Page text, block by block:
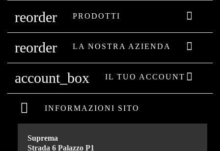
reorder PRODOTTI 
reorder LA NOSTRA AZIENDA 
account_box IL TUO ACCOUNT 
INFORMAZIONI SITO
Suprema
Strada 6 Palazzo P1